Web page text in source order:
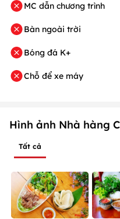
MC dẫn chương trình
Bàn ngoài trời
Bóng đá K+
Chỗ để xe máy
Hình ảnh Nhà hàng
Tất cả